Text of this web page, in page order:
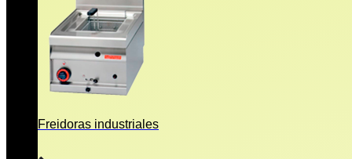
Freidoras industriales